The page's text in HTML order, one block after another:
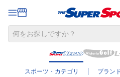
スポーツ・カテゴリ ブラン
さらに